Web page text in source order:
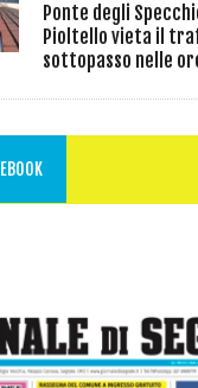
Ponte degli
Pioltello vieta il
sottopasso nelle